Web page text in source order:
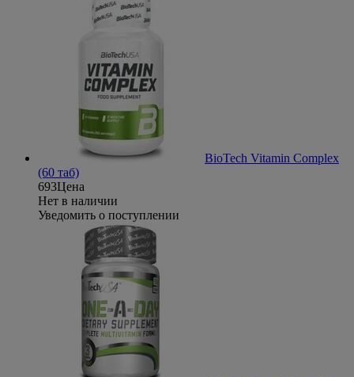
BioTech Vitamin Complex
(60 таб)
693Цена
Нет в наличии
Уведомить о поступлении